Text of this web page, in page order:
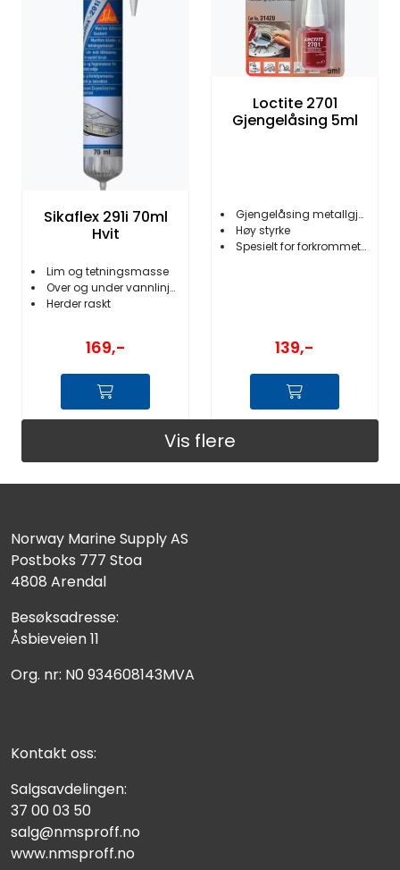
Sikaflex 291i 70ml
Hvit
Lim og tetningsmasse
Over og under vannlinjen
Herder raskt
169,-
Loctite 2701
Gjengelåsing 5ml
Gjengelåsing metallgjenger
Høy styrke
Spesielt for forkrommete overflater
139,-
Vis flere
Norway Marine Supply AS
Postboks 777 Stoa
4808 Arendal
Besøksadresse:
Åsbieveien 11
Org. nr: N0 934608143MVA
Kontakt oss:
Salgsavdelingen:
37 00 03 50
salg@nmsproff.no
www.nmsproff.no